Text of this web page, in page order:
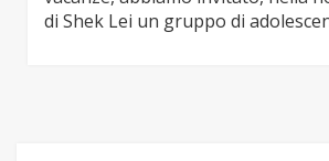
di Shek Lei un gruppo di